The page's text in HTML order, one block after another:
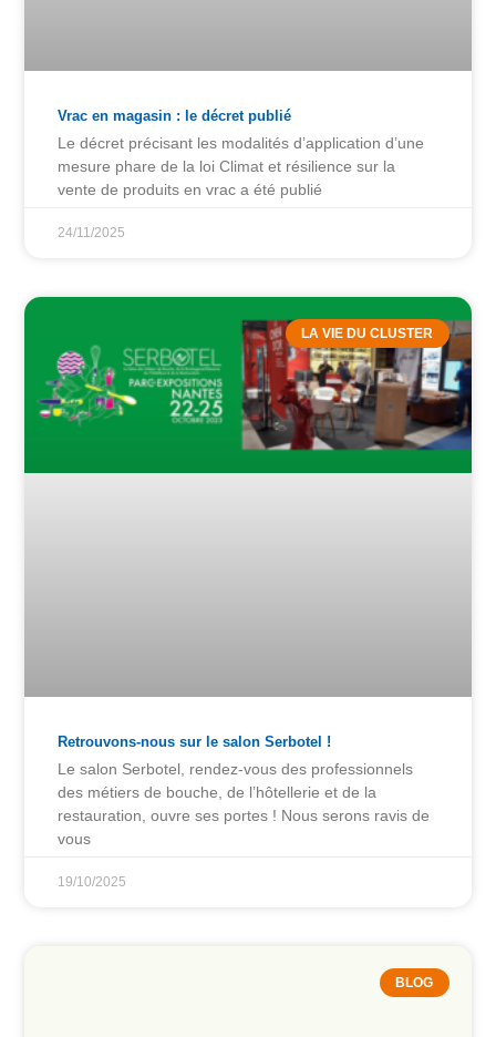
Vrac en magasin : le décret publié
Le décret précisant les modalités d’application d’une
mesure phare de la loi Climat et résilience sur la
vente de produits en vrac a été publié
24/11/2025
LA VIE DU CLUSTER
Retrouvons-nous sur le salon Serbotel !
Le salon Serbotel, rendez-vous des professionnels
des métiers de bouche, de l’hôtellerie et de la
restauration, ouvre ses portes ! Nous serons ravis de
vous
19/10/2025
BLOG